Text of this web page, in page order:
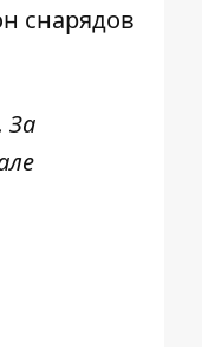
снарядов
За